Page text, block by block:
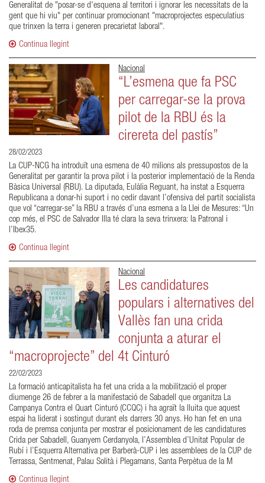
Generalitat de "posar-se d'esquena al territori i ignorar les necessitats de la
gent que hi viu" per continuar promocionant "macroprojectes especulatius
que trinxen la terra i generen precarietat laboral".
Continua llegint
Nacional
“L’esmena que fa PSC
per carregar-se la prova
pilot de la RBU és la
cirereta del pastís”
28/02/2023
La CUP-NCG ha introduït una esmena de 40 milions als pressupostos de la
Generalitat per garantir la prova pilot i la posterior implementació de la Renda
Bàsica Universal (RBU). La diputada, Eulàlia Reguant, ha instat a Esquerra
Republicana a donar-hi suport i no cedir davant l’ofensiva del partit socialista
que vol “carregar-se” la RBU a través d’una esmena a la Llei de Mesures: “Un
cop més, el PSC de Salvador Illa té clara la seva trinxera: la Patronal i
l’Ibex35.
Continua llegint
Nacional
Les candidatures
populars i alternatives del
Vallès fan una crida
conjunta a aturar el
“macroprojecte” del 4t Cinturó
22/02/2023
La formació anticapitalista ha fet una crida a la mobilització el proper
diumenge 26 de febrer a la manifestació de Sabadell que organitza La
Campanya Contra el Quart Cinturó (CCQC) i ha agraït la lluita que aquest
espai ha liderat i sostingut durant els darrers 30 anys. Ho han fet en una
roda de premsa conjunta per mostrar el posicionament de les candidatures
Crida per Sabadell, Guanyem Cerdanyola, l’Assemblea d’Unitat Popular de
Rubí i l’Esquerra Alternativa per Barberà-CUP i les assemblees de la CUP de
Terrassa, Sentmenat, Palau Solità i Plegamans, Santa Perpètua de la M
Continua llegint